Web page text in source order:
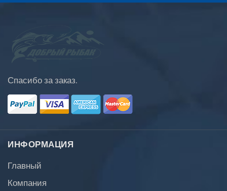
Спасибо за заказ.
ИНФОРМАЦИЯ
Главный
Компания